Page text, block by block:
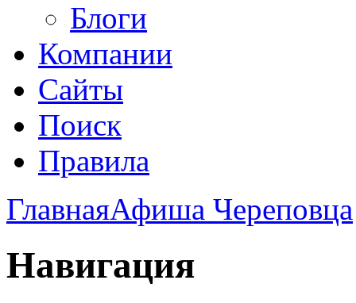
Блоги
Компании
Сайты
Поиск
Правила
ГлавнаяАфиша Череповца
Навигация